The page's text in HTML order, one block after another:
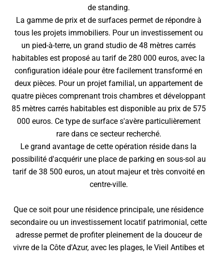
de standing.
La gamme de prix et de surfaces permet de répondre à
tous les projets immobiliers. Pour un investissement ou
un pied-à-terre, un grand studio de 48 mètres carrés
habitables est proposé au tarif de 280 000 euros, avec la
configuration idéale pour être facilement transformé en
deux pièces. Pour un projet familial, un appartement de
quatre pièces comprenant trois chambres et développant
85 mètres carrés habitables est disponible au prix de 575
000 euros. Ce type de surface s'avère particulièrement
rare dans ce secteur recherché.
Le grand avantage de cette opération réside dans la
possibilité d'acquérir une place de parking en sous-sol au
tarif de 38 500 euros, un atout majeur et très convoité en
centre-ville.
Que ce soit pour une résidence principale, une résidence
secondaire ou un investissement locatif patrimonial, cette
adresse permet de profiter pleinement de la douceur de
vivre de la Côte d'Azur, avec les plages, le Vieil Antibes et